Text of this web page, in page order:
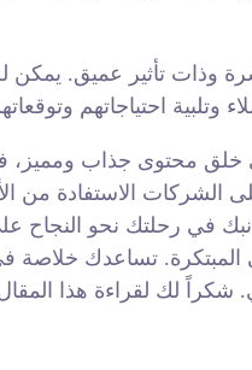
تأثير عميق. يمكن
محتوى جذاب ومميز،
رحلتك نحو النجاح
المبتكرة. تساعدك
لك لقراءة هذا